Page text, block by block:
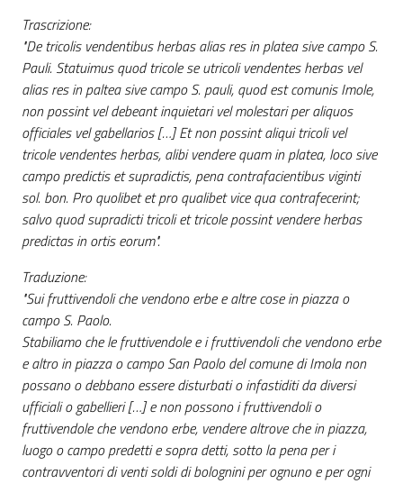
Trascrizione:
"De tricolis vendentibus herbas alias res in platea sive campo S.
Pauli. Statuimus quod tricole se utricoli vendentes herbas vel
alias res in paltea sive campo S. pauli, quod est comunis Imole,
non possint vel debeant inquietari vel molestari per aliquos
officiales vel gabellarios […] Et non possint aliqui tricoli vel
tricole vendentes herbas, alibi vendere quam in platea, loco sive
campo predictis et supradictis, pena contrafacientibus viginti
sol. bon. Pro quolibet et pro qualibet vice qua contrafecerint;
salvo quod supradicti tricoli et tricole possint vendere herbas
predictas in ortis eorum".
Traduzione:
"Sui fruttivendoli che vendono erbe e altre cose in piazza o
campo S. Paolo.
Stabiliamo che le fruttivendole e i fruttivendoli che vendono erbe
e altro in piazza o campo San Paolo del comune di Imola non
possano o debbano essere disturbati o infastiditi da diversi
ufficiali o gabellieri […] e non possono i fruttivendoli o
fruttivendole che vendono erbe, vendere altrove che in piazza,
luogo o campo predetti e sopra detti, sotto la pena per i
contravventori di venti soldi di bolognini per ognuno e per ogni